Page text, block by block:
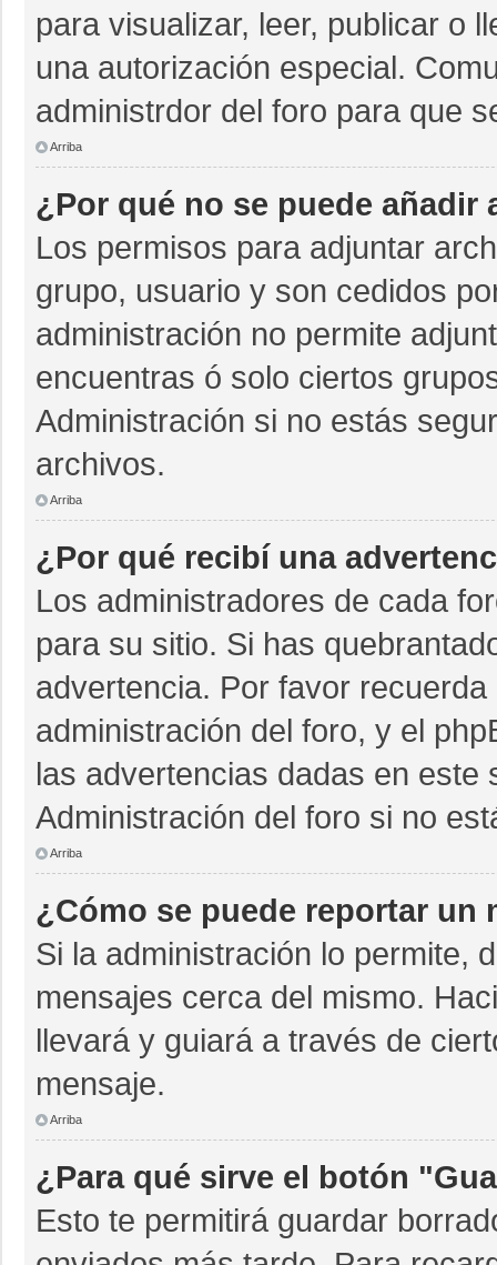
para visualizar, leer, publicar o
una autorización especial.
administrdor del foro para que
Arriba
¿Por qué no se puede
Los permisos para adjuntar
grupo, usuario y son cedidos
administración no permite
encuentras ó solo ciertos
Administración si no estás
archivos.
Arriba
¿Por qué recibí una
Los administradores de cada
para su sitio. Si has
advertencia. Por favor
administración del foro, y el
las advertencias dadas en este
Administración del foro si no
Arriba
¿Cómo se puede reportar un
Si la administración lo permite,
mensajes cerca del mismo.
llevará y guiará a través de
mensaje.
Arriba
¿Para qué sirve el botón
Esto te permitirá guardar